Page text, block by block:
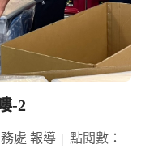
-2
處 報導
點閱數：